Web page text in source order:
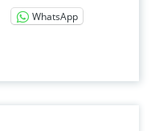
WhatsApp